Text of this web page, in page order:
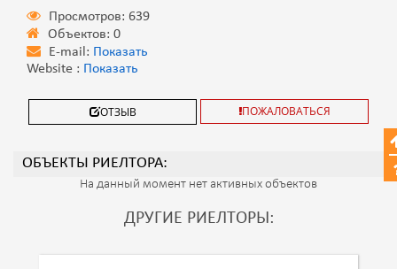
Просмотров: 639
Объектов: 0
E-mail: Показать
Website : Показать
ОТЗЫВ ПОЖАЛОВАТЬСЯ
ОБЪЕКТЫ РИЕЛТОРА:
На данный момент нет активных объектов
ДРУГИЕ РИЕЛТОРЫ: